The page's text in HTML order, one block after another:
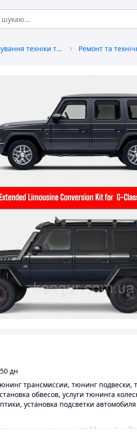
Ремонт і обслуговування техніки та обладнання
дн
трансмиссии, тюнинг подвески,
обвесов, услуги тюнинга
, установка подсветки автомобиля
кузовом для Mercedes-